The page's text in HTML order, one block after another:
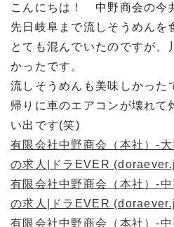
こんにちは！ 中野商会の今
先日岐阜まで流しそうめんを
とても混んでいたのですが、
かったです。
流しそうめんも美味しかった
帰りに車のエアコンが壊れて
い出です(笑)
有限会社中野商会（本社）-
の求人|ドラEVER
有限会社中野商会（本社）-
の求人|ドラEVER
有限会社中野商会（本社）-